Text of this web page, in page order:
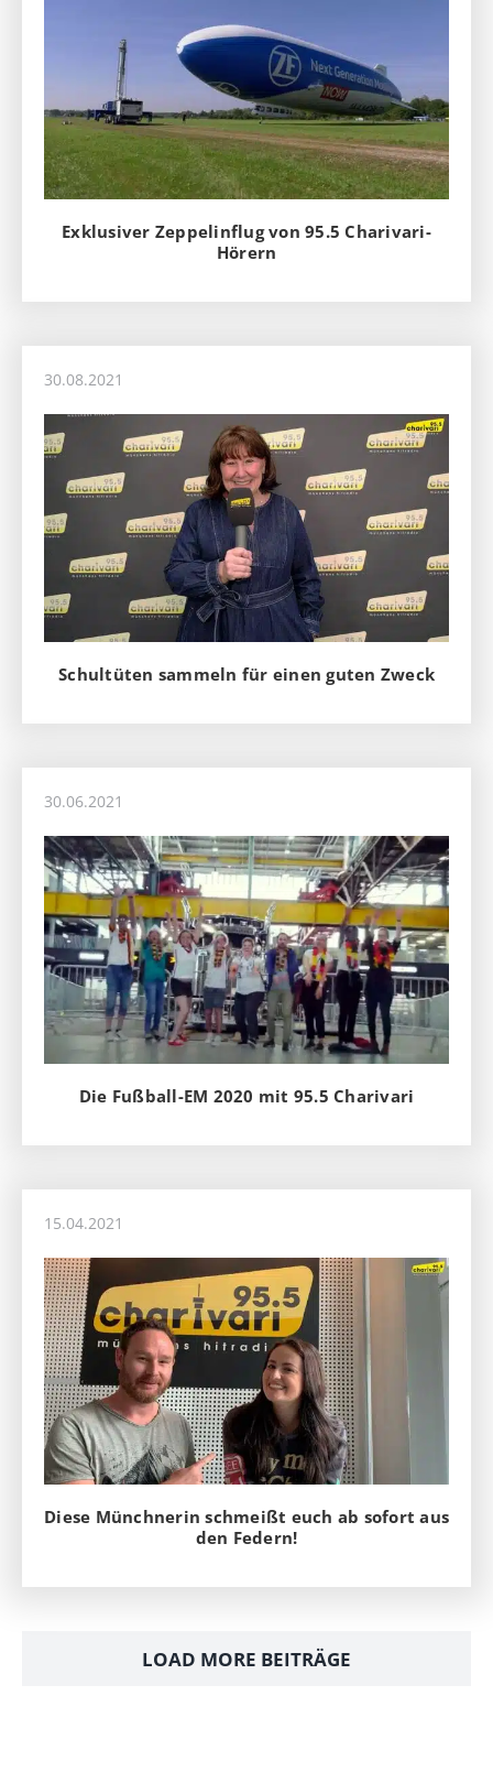
Exklusiver Zeppelinflug von 95.5 Charivari-
Hörern
30.08.2021
Schultüten sammeln für einen guten Zweck
30.06.2021
Die Fußball-EM 2020 mit 95.5 Charivari
15.04.2021
Diese Münchnerin schmeißt euch ab sofort aus
den Federn!
LOAD MORE BEITRÄGE